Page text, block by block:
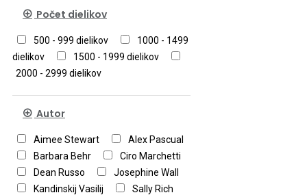
Počet dielikov
500 - 999 dielikov
1000 - 1499
dielikov
1500 - 1999 dielikov
2000 - 2999 dielikov
Autor
Aimee Stewart
Alex Pascual
Barbara Behr
Ciro Marchetti
Dean Russo
Josephine Wall
Kandinskij Vasilij
Sally Rich